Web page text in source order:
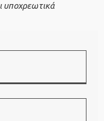
υποχρεωτικά